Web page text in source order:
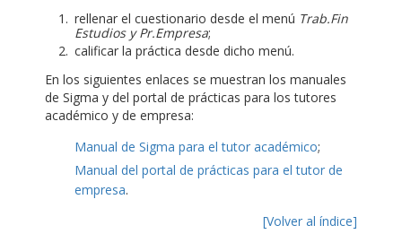
rellenar el cuestionario desde el menú Trab.Fin
Estudios y Pr.Empresa;
calificar la práctica desde dicho menú.
En los siguientes enlaces se muestran los manuales
de Sigma y del portal de prácticas para los tutores
académico y de empresa:
Manual de Sigma para el tutor académico;
Manual del portal de prácticas para el tutor de
empresa.
[Volver al índice]